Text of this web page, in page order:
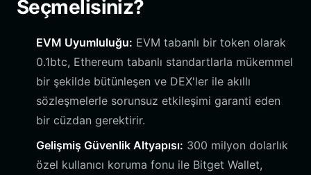
Seçmelisiniz?
EVM Uyumluluğu: EVM tabanlı bir token olarak
0.1btc, Ethereum tabanlı standartlarla mükemmel
bir şekilde bütünleşen ve DEX'ler ile akıllı
sözleşmelerle sorunsuz etkileşimi garanti eden
bir cüzdan gerektirir.
Gelişmiş Güvenlik Altyapısı: 300 milyon dolarlık
özel kullanıcı koruma fonu ile Bitget Wallet,